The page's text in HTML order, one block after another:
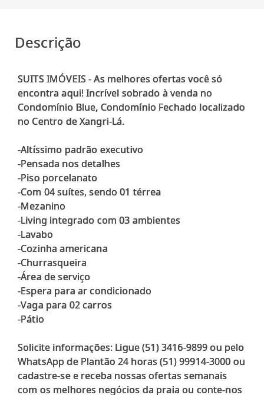
Descrição
SUITS IMÓVEIS - As melhores ofertas você só
encontra aqui! Incrível sobrado à venda no
Condomínio Blue, Condomínio Fechado localizado
no Centro de Xangri-Lá.
-Altíssimo padrão executivo
-Pensada nos detalhes
-Piso porcelanato
-Com 04 suítes, sendo 01 térrea
-Mezanino
-Living integrado com 03 ambientes
-Lavabo
-Cozinha americana
-Churrasqueira
-Área de serviço
-Espera para ar condicionado
-Vaga para 02 carros
-Pátio
Solicite informações: Ligue (51) 3416-9899 ou pelo
WhatsApp de Plantão 24 horas (51) 99914-3000 ou
cadastre-se e receba nossas ofertas semanais
com os melhores negócios da praia ou conte-nos